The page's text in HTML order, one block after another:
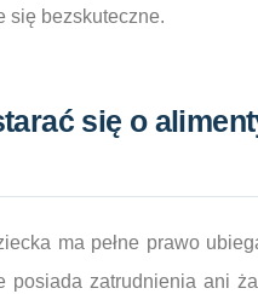
się bezskuteczne.
się o
ma pełne prawo
posiada zatrudnienia ani